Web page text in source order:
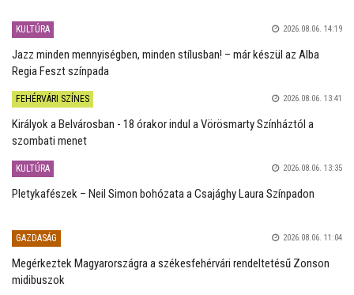
KULTÚRA 2026.08.06. 14:19
Jazz minden mennyiségben, minden stílusban! – már készül az Alba
Regia Feszt színpada
FEHÉRVÁRI SZÍNES 2026.08.06. 13:41
Királyok a Belvárosban - 18 órakor indul a Vörösmarty Színháztól a
szombati menet
KULTÚRA 2026.08.06. 13:35
Pletykafészek – Neil Simon bohózata a Csajághy Laura Színpadon
GAZDASÁG 2026.08.06. 11:04
Megérkeztek Magyarországra a székesfehérvári rendeltetésű Zonson
midibuszok